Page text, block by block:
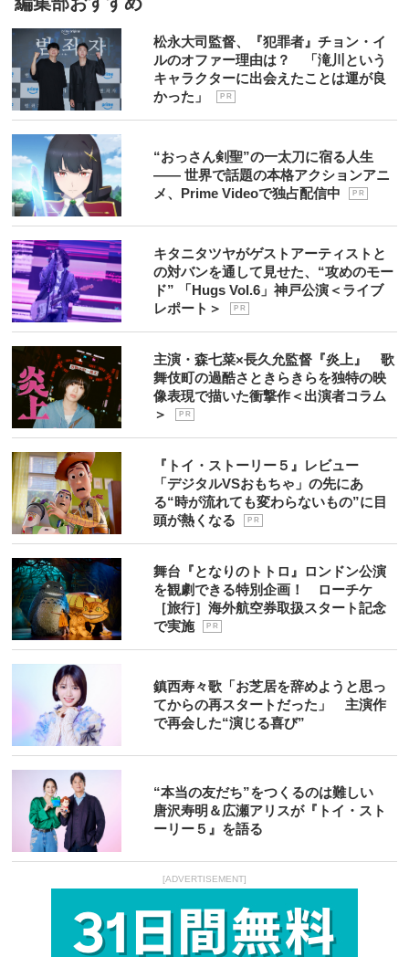
松永大司監督、『犯罪者』チョン・イ
ルのオファー理由は？ 「滝川という
キャラクターに出会えたことは運が良
かった」
P R
“おっさん剣聖”の一太刀に宿る人生
―― 世界で話題の本格アクションアニ
メ、Prime Videoで独占配信中
P R
キタニタツヤがゲストアーティストと
の対バンを通して見せた、“攻めのモー
ド” 「Hugs Vol.6」神戸公演＜ライブ
レポート＞
P R
主演・森七菜×長久允監督『炎上』 歌
舞伎町の過酷さときらきらを独特の映
像表現で描いた衝撃作＜出演者コラム
＞
P R
『トイ・ストーリー５』レビュー
「デジタルVSおもちゃ」の先にあ
る“時が流れても変わらないもの”に目
頭が熱くなる
P R
舞台『となりのトトロ』ロンドン公演
を観劇できる特別企画！ ローチケ
［旅行］海外航空券取扱スタート記念
で実施
P R
鎮西寿々歌「お芝居を辞めようと思っ
てからの再スタートだった」 主演作
で再会した“演じる喜び”
“本当の友だち”をつくるのは難しい
唐沢寿明＆広瀬アリスが『トイ・スト
ーリー５』を語る
[ADVERTISEMENT]